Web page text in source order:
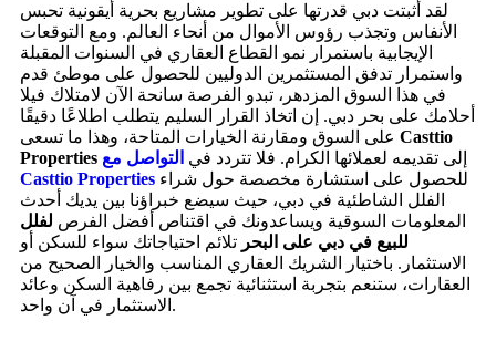
لقد أثبتت دبي قدرتها على تطوير مشاريع بحرية أيقونية تحبس
الأنفاس وتجذب رؤوس الأموال من أنحاء العالم. ومع التوقعات
الإيجابية باستمرار نمو القطاع العقاري في السنوات المقبلة
واستمرار تدفق المستثمرين الدوليين للحصول على موطئ قدم
في هذا السوق المزدهر، تبدو الفرصة سانحة الآن لامتلاك فيلا
أحلامك على بحر دبي. إن اتخاذ القرار السليم يتطلب اطلاعًا دقيقًا
Casttio
Properties
إلى تقديمه لعملائها الكرام. فلا تتردد في التواصل مع
Casttio Properties
الفلل الشاطئية في دبي، حيث سيضع خبراؤنا بين يديك أحدث
المعلومات السوقية ويساعدونك في اقتناص أفضل الفرص لفلل
للبيع في دبي على البحر تلائم احتياجاتك سواء للسكن أو
الاستثمار. باختيار الشريك العقاري المناسب والخيار الصحيح من
العقارات، ستنعم بتجربة استثنائية تجمع بين رفاهية السكن وعائد
الاستثمار في آن واحد.